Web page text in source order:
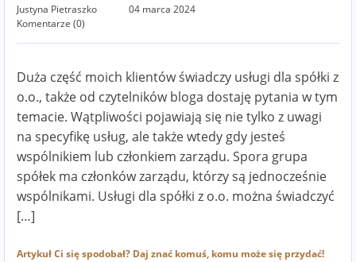
Justyna Pietraszko
04 marca 2024
Komentarze (0)
Duża część moich klientów świadczy usługi dla spółki z
o.o., także od czytelników bloga dostaję pytania w tym
temacie. Wątpliwości pojawiają się nie tylko z uwagi
na specyfikę usług, ale także wtedy gdy jesteś
wspólnikiem lub członkiem zarządu. Spora grupa
spółek ma członków zarządu, którzy są jednocześnie
wspólnikami. Usługi dla spółki z o.o. można świadczyć
[…]
Artykuł Ci się spodobał? Daj znać komuś, komu może się przydać!